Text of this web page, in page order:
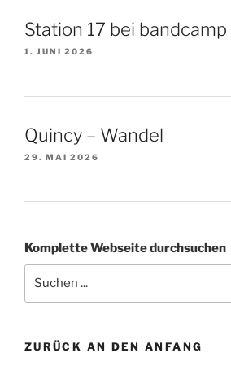
Station 17 bei bandcamp
1. JUNI 2026
Quincy – Wandel
29. MAI 2026
Komplette Webseite durchsuchen
ZURÜCK AN DEN ANFANG